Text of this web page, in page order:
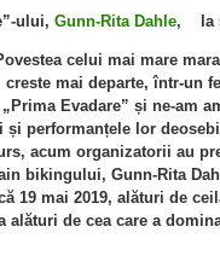
ului, Gunn-Rita Dahle, la
celui mai mare
mai departe, într-un
Evadare” și ne-am
performanțele lor
acum organizatorii au
bikingului, Gunn-Rita
19 mai 2019, alături de
alături de cea care a